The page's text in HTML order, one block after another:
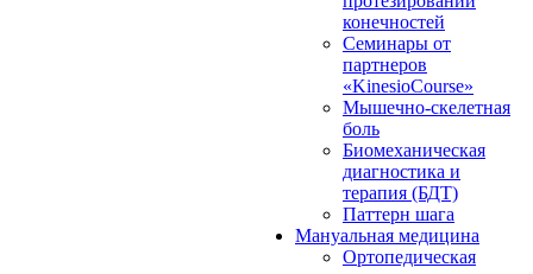
конечностей
Семинары от
партнеров
«KinesioCourse»
Мышечно-скелетная
боль
Биомеханическая
диагностика и
терапия (БДТ)
Паттерн шага
Мануальная медицина
Ортопедическая